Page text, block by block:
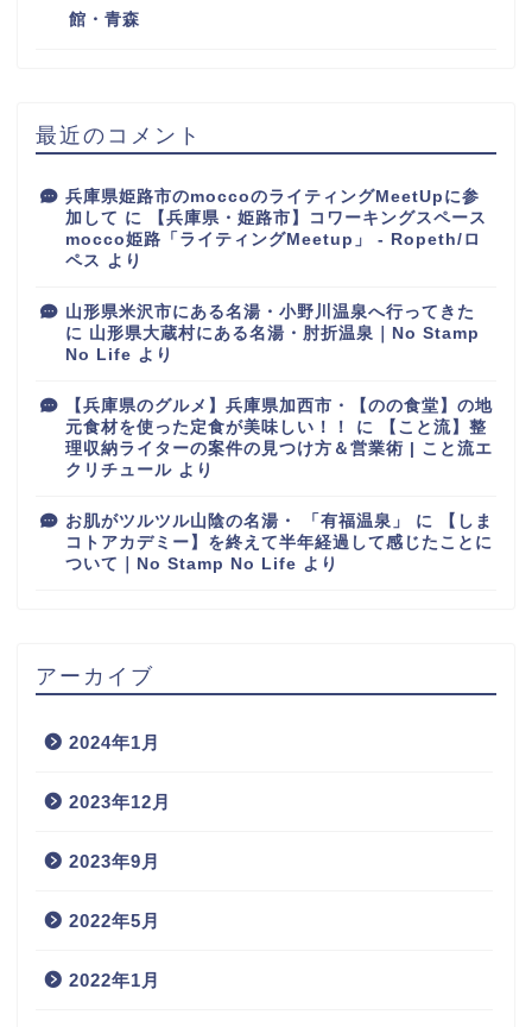
館・青森
最近のコメント
兵庫県姫路市のmoccoのライティングMeetUpに参
加して に
【兵庫県・姫路市】コワーキングスペース
mocco姫路「ライティングMeetup」 - Ropeth/ロ
ペス より
山形県米沢市にある名湯・小野川温泉へ行ってきた
に 山形県大蔵村にある名湯・肘折温泉｜No Stamp
No Life より
【兵庫県のグルメ】兵庫県加西市・【のの食堂】の地
元食材を使った定食が美味しい！！
に
【こと流】整
理収納ライターの案件の見つけ方＆営業術 | こと流エ
クリチュール より
お肌がツルツル山陰の名湯・ 「有福温泉」 に
【しま
コトアカデミー】を終えて半年経過して感じたことに
ついて｜No Stamp No Life より
アーカイブ
2024年1月
2023年12月
2023年9月
2022年5月
2022年1月